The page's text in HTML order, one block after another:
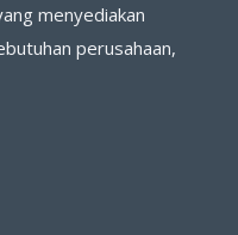
menyediakan
perusahaan,